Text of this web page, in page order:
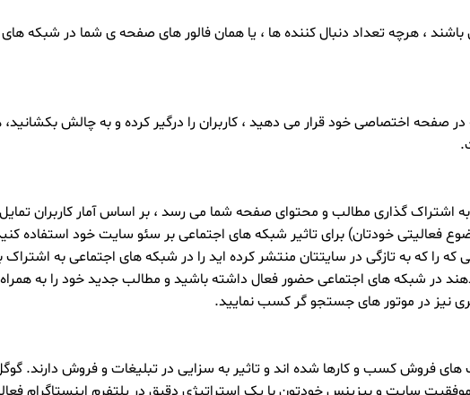
، هرچه تعداد دنبال کننده ها ، یا همان فالور های صفحه ی شما در شبکه
اختصاصی خود قرار می دهید ، کاربران را درگیر کرده و به چالش بکشانید،
گذاری مطالب و محتوای صفحه شما می رسد ، بر اساس آمار کاربران
فعالیتی خودتان) برای تاثیر شبکه های اجتماعی بر سئو سایت خود استفاده
را که به تازگی در سایتتان منتشر کرده اید را در شبکه های اجتماعی به
در شبکه های اجتماعی حضور فعال داشته باشید و مطالب جدید خود را به
نیز در موتور های جستجو گر کسب نمایید.
فروش کسب و کارها شده اند و تاثیر به سزایی در تبلیغات و فروش دارند.